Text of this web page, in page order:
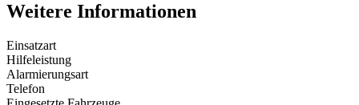
Weitere Informationen
Einsatzart
Hilfeleistung
Alarmierungsart
Telefon